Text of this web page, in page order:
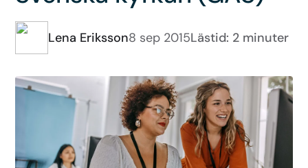
Lena Eriksson8 sep 2015Lästid: 2 minuter